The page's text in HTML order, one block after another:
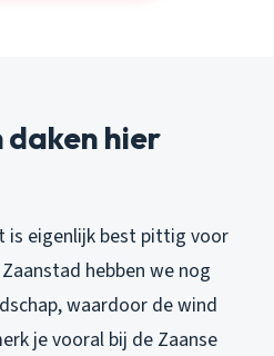
hier
is eigenlijk best pittig voor
hebben we nog
waardoor de wind
je vooral bij de Zaanse